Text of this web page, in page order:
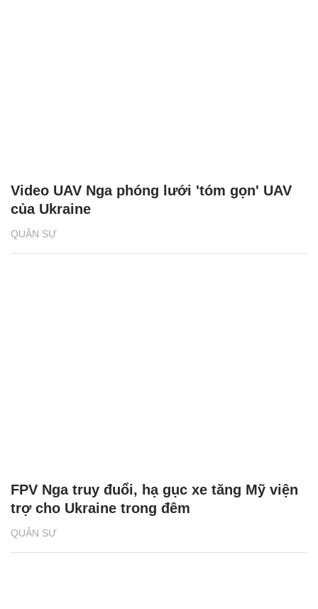
QUÂN SỰ
Video UAV Nga phóng lưới 'tóm gọn' UAV
của Ukraine
QUÂN SỰ
FPV Nga truy đuổi, hạ gục xe tăng Mỹ viện
trợ cho Ukraine trong đêm